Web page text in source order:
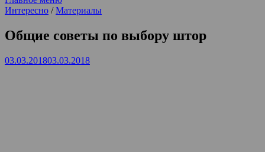
Интересно /Материалы
Общие советы по выбору штор
03.03.201803.03.2018